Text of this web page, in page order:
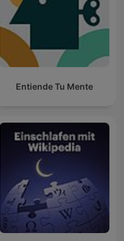
Entiende Tu Mente